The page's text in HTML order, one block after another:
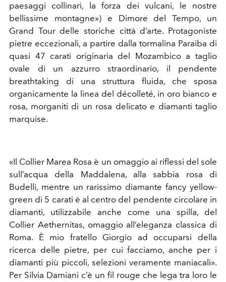
paesaggi collinari, la forza dei vulcani, le nostre
bellissime montagne») e Dimore del Tempo, un
Grand Tour delle storiche città d’arte. Protagoniste
pietre eccezionali, a partire dalla tormalina Paraiba di
quasi 47 carati originaria del Mozambico a taglio
ovale di un azzurro straordinario, il pendente
breathtaking di una struttura fluida, che sposa
organicamente la linea del décolleté, in oro bianco e
rosa, morganiti di un rosa delicato e diamanti taglio
marquise.
«Il Collier Marea Rosa è un omaggio ai riflessi del sole
sull’acqua della Maddalena, alla sabbia rosa di
Budelli, mentre un rarissimo diamante fancy yellow-
green di 5 carati è al centro del pendente circolare in
diamanti, utilizzabile anche come una spilla, del
Collier Aethernitas, omaggio all’eleganza classica di
Roma. È mio fratello Giorgio ad occuparsi della
ricerca delle pietre, per cui facciamo, anche per i
diamanti più piccoli, selezioni veramente maniacali».
Per Silvia Damiani c’è un fil rouge che lega tra loro le